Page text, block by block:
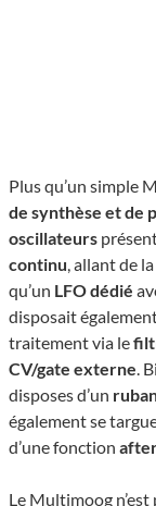
Plus qu’un simple
de synthèse et de
oscillateurs
continu, allant de
qu’un LFO dédié
disposait
traitement via le
CV/gate externe.
disposes d’un
également se
d’une fonction
Le Multimoog